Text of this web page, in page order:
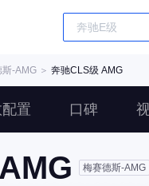
斯-AMG ＞ 奔驰CLS级 AMG
置 口碑
梅赛德斯-AMG